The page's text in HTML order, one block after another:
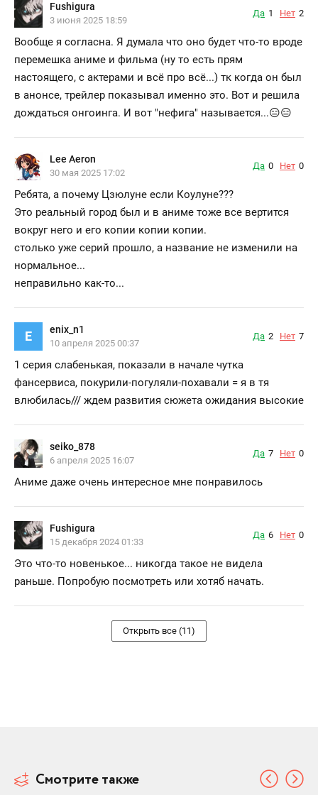
Fushigura
3 июня 2025 18:59
Да 1 Нет 2
Вообще я согласна. Я думала что оно будет что-то вроде
перемешка аниме и фильма (ну то есть прям
настоящего, с актерами и всё про всё...) тк когда он был
в анонсе, трейлер показывал именно это. Вот и решила
дождаться онгоинга. И вот "нефига" называется...😑😑
Lee Aeron
30 мая 2025 17:02
Да 0 Нет 0
Ребята, а почему Цзюлуне если Коулуне???
Это реальный город был и в аниме тоже все вертится
вокруг него и его копии копии копии.
столько уже серий прошло, а название не изменили на
нормальное...
неправильно как-то...
E enix_n1
10 апреля 2025 00:37
Да 2 Нет 7
1 серия слабенькая, показали в начале чутка
фансервиса, покурили-погуляли-похавали = я в тя
влюбилась/// ждем развития сюжета ожидания высокие
seiko_878
6 апреля 2025 16:07
Да 7 Нет 0
Аниме даже очень интересное мне понравилось
Fushigura
15 декабря 2024 01:33
Да 6 Нет 0
Это что-то новенькое... никогда такое не видела
раньше. Попробую посмотреть или хотяб начать.
Открыть все (11)
Смотрите также